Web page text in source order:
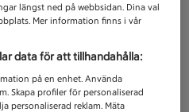
längst ned på webbsidan. Dina val
Mer information finns i vår
data för att tillhandahålla:
på en enhet. Använda
Skapa profiler för personaliserad
personaliserad reklam. Mäta